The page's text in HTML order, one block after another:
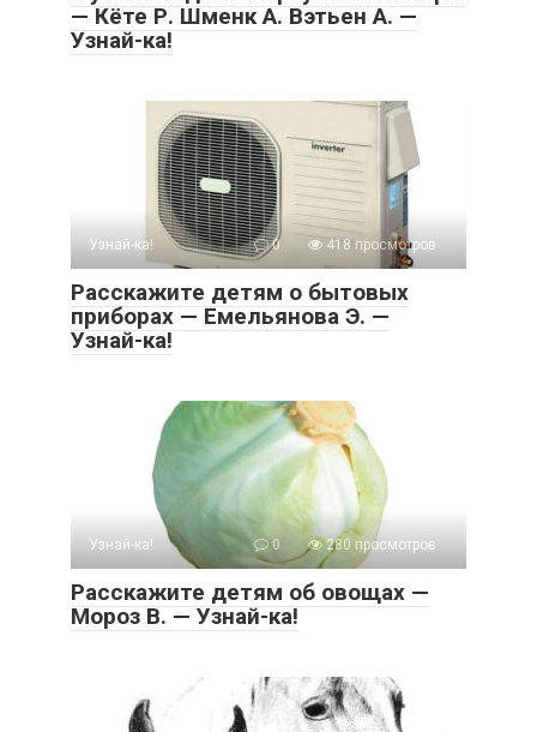
— Кёте Р. Шменк А. Вэтьен А. —
Узнай-ка!
Узнай-ка! 0 418 просмотров
Расскажите детям о бытовых
приборах — Емельянова Э. —
Узнай-ка!
Узнай-ка! 0 280 просмотров
Расскажите детям об овощах —
Мороз В. — Узнай-ка!